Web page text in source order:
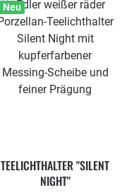
Neu
TEELICHTHALTER "SILENT
NIGHT"